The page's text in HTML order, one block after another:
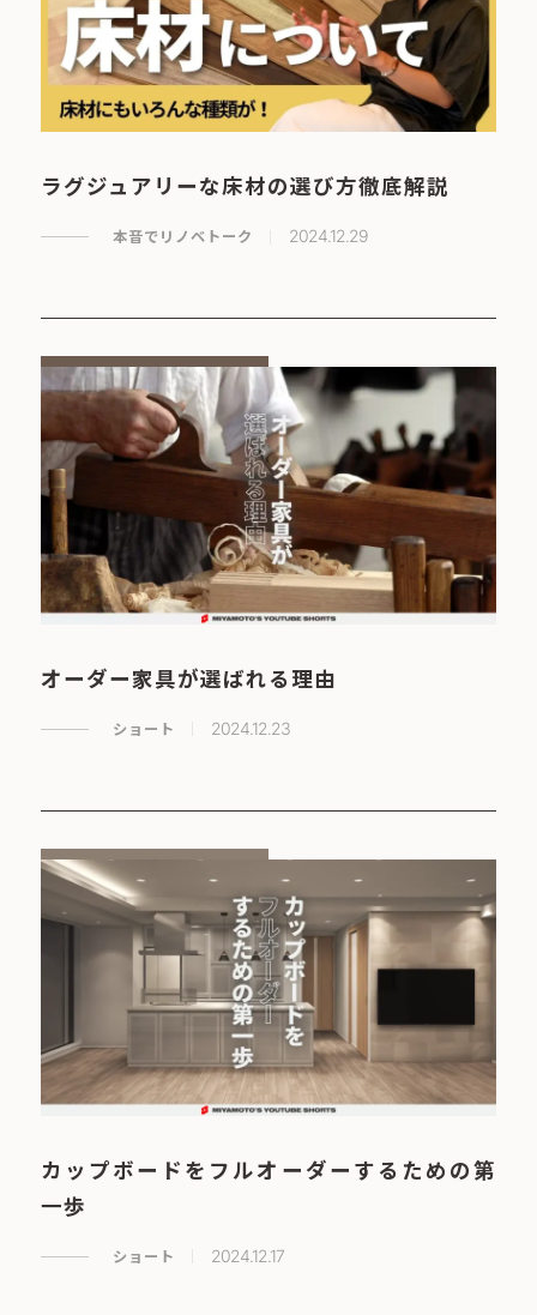
ラグジュアリーな床材の選び方徹底解説
本音でリノベトーク 2024.12.29
オーダー家具が選ばれる理由
ショート 2024.12.23
カップボードをフルオーダーするための第
一歩
ショート 2024.12.17